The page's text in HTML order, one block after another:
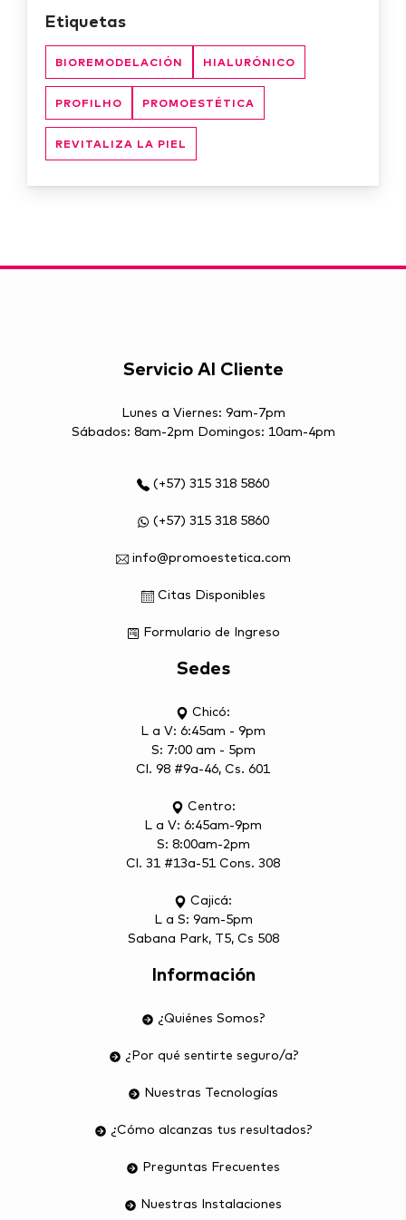
Etiquetas
BIOREMODELACIÓN HIALURÓNICO
PROFILHO PROMOESTÉTICA
REVITALIZA LA PIEL
Servicio Al Cliente
Lunes a Viernes: 9am-7pm
Sábados: 8am-2pm Domingos: 10am-4pm
(+57) 315 318 5860
(+57) 315 318 5860
info@promoestetica.com
Citas Disponibles
Formulario de Ingreso
Sedes
Chicó:
L a V: 6:45am - 9pm
S: 7:00 am - 5pm
Cl. 98 #9a-46, Cs. 601
Centro:
L a V: 6:45am-9pm
S: 8:00am-2pm
Cl. 31 #13a-51 Cons. 308
Cajicá:
L a S: 9am-5pm
Sabana Park, T5, Cs 508
Información
¿Quiénes Somos?
¿Por qué sentirte seguro/a?
Nuestras Tecnologías
¿Cómo alcanzas tus resultados?
Preguntas Frecuentes
Nuestras Instalaciones